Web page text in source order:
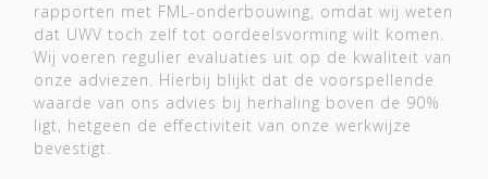
rapporten met FML-onderbouwing, omdat wij weten
dat UWV toch zelf tot oordeelsvorming wilt komen.
Wij voeren regulier evaluaties uit op de kwaliteit van
onze adviezen. Hierbij blijkt dat de voorspellende
waarde van ons advies bij herhaling boven de 90%
ligt, hetgeen de effectiviteit van onze werkwijze
bevestigt.